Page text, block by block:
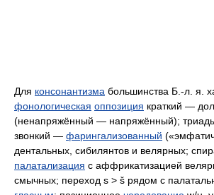
Для консонантизма большинства Б.‑л. я.
фонологическая оппозиция краткий —
(ненапряжённый — напряжённый);
звонкий — фарингализованный
дентальных, сибилянтов и велярных;
палатализация с аффрикатизацией
смычных; переход s > š рядом с